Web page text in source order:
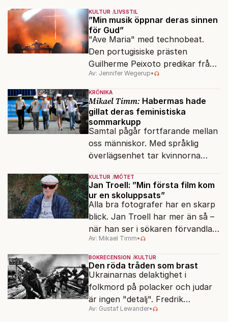
KULTUR LIVSSTIL
”Min musik öppnar deras sinnen
för Gud”
"Ave Maria" med technobeat.
Den portugisiske prästen
Guilherme Peixoto predikar från
DJ-båset.
Av: Jennifer Wegerup•
KRÖNIKA
Mikael Timm: Habermas hade
gillat deras feministiska
sommarkupp
Samtal pågår fortfarande mellan
oss människor. Med språklig
överlägsenhet tar kvinnorna
KULTUR MÖTET
Jan Troell: ”Min första film kom
ur en skoluppsats”
Alla bra fotografer har en skarp
blick. Jan Troell har mer än så –
när han ser i sökaren förvandlas
vardagen till underverk. Fyllda 95
gör han en ny film.
Av: Mikael Timm•
BOKRECENSION KULTUR
Den röda tråden som brast
Ukrainarnas delaktighet i
folkmord på polacker och judar
är ingen "detalj". Fredrik
Segerfeldts iver att skildra den
Av: Gustaf Lewander•